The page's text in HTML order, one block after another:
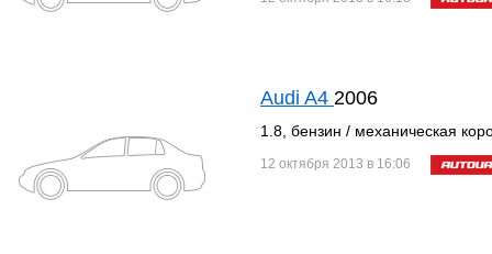
Audi A4 2006
1.8, бензин / механическая
12 октября 2013 в 16:06